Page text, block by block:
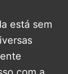
está sem